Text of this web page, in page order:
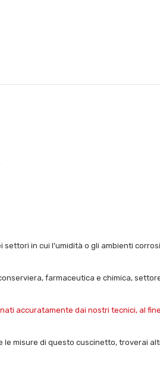
in cui l'umidità o gli ambienti
farmaceutica e chimica,
accuratamente dai nostri tecnici, al
misure di questo cuscinetto, troverai